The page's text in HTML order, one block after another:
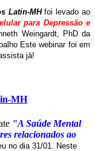
Latin-MHfoi levado ao
para Depressão e
Weingardt, PhD da
Este webinar foi em
já!
MH
"A Saúde Mental
relacionados ao
no dia 31/01. Neste